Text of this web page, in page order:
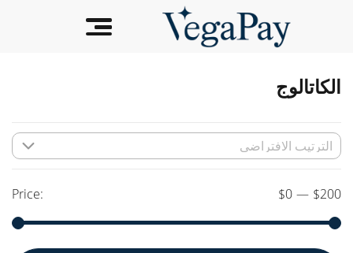
الكاتالوج
Price: $0 — $200